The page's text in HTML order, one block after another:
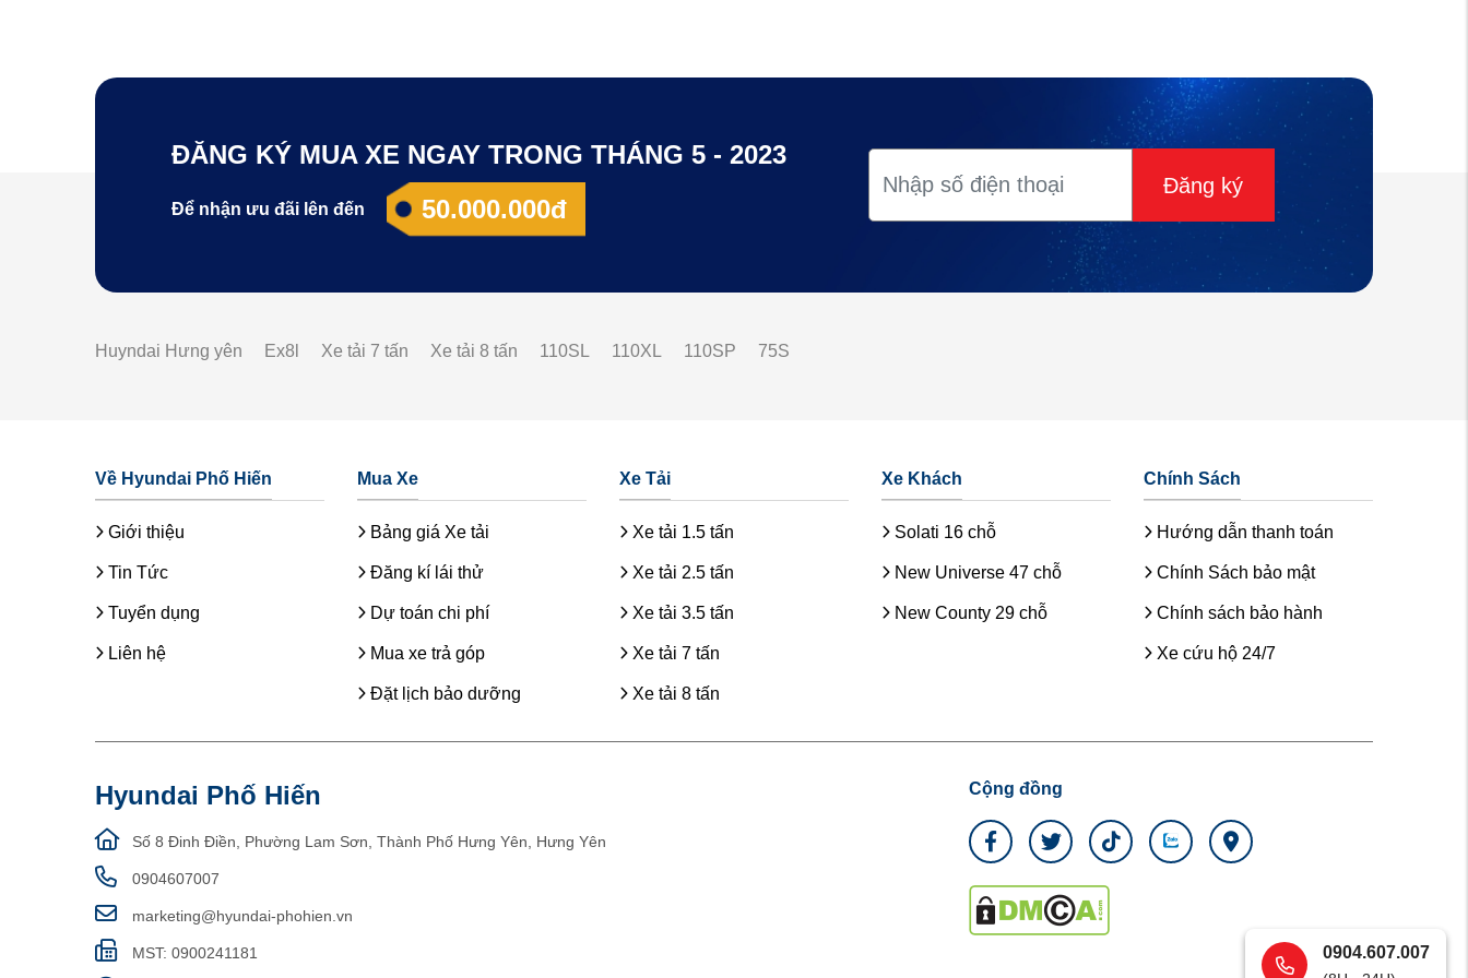
ĐĂNG KÝ MUA XE NGAY TRONG THÁNG 5 - 2023
Để nhận ưu đãi lên đến 50.000.000đ
Đăng ký
Huyndai Hưng yên Ex8l Xe tải 7 tấn Xe tải 8 tấn 110SL 110XL 110SP 75S
Về Hyundai Phố Hiến
Giới thiệu
Tin Tức
Tuyển dụng
Liên hệ
Mua Xe
Bảng giá Xe tải
Đăng kí lái thử
Dự toán chi phí
Mua xe trả góp
Đặt lịch bảo dưỡng
Xe Tải
Xe tải 1.5 tấn
Xe tải 2.5 tấn
Xe tải 3.5 tấn
Xe tải 7 tấn
Xe tải 8 tấn
Xe Khách
Solati 16 chỗ
New Universe 47 chỗ
New County 29 chỗ
Chính Sách
Hướng dẫn thanh toán
Chính Sách bảo mật
Chính sách bảo hành
Xe cứu hộ 24/7
Hyundai Phố Hiến
Số 8 Đinh Điền, Phường Lam Sơn, Thành Phố Hưng Yên, Hưng Yên
0904607007
marketing@hyundai-phohien.vn
MST: 0900241181
Cộng đồng
0904.607.007